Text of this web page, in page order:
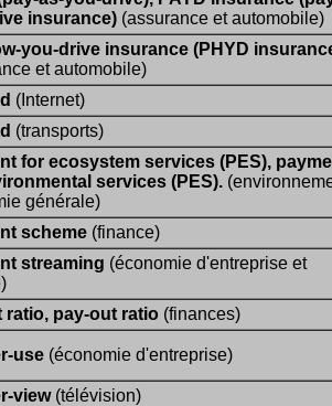
insurance) (assurance et automobile)
you-drive insurance (PHYD
et automobile)
(Internet)
(transports)
for ecosystem services (PES),
services (PES).
générale)
scheme (finance)
streaming (économie d'entreprise et
ratio, pay-out ratio (finances)
use (économie d'entreprise)
view(télévision)